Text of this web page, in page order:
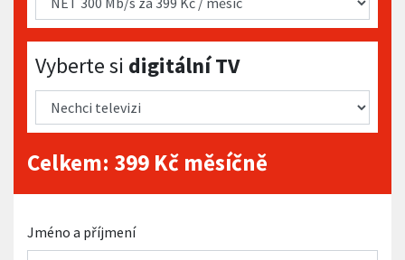
Vyberte si digitální TV
Vyberte si digitální TV
Celkem: 399 Kč měsíčně
Jméno a příjmení